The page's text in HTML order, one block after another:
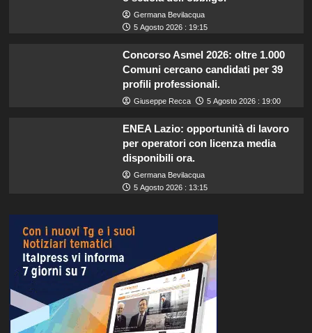
Germana Bevilacqua
5 Agosto 2026 : 19:15
Concorso Asmel 2026: oltre 1.000
Comuni cercano candidati per 39
profili professionali.
Giuseppe Recca 5 Agosto 2026 : 19:00
ENEA Lazio: opportunità di lavoro
per operatori con licenza media
disponibili ora.
Germana Bevilacqua
5 Agosto 2026 : 13:15